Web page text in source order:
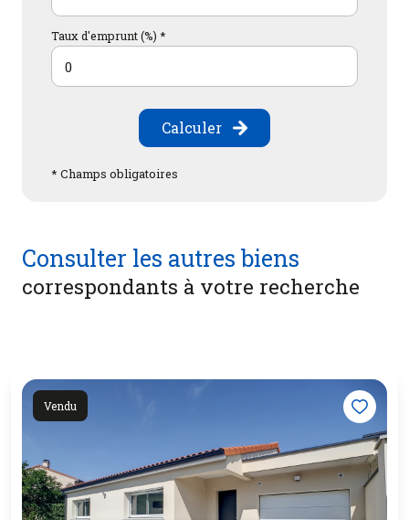
Taux d'emprunt (%) *
Calculer
* Champs obligatoires
Consulter les autres biens
correspondants à votre recherche
Vendu